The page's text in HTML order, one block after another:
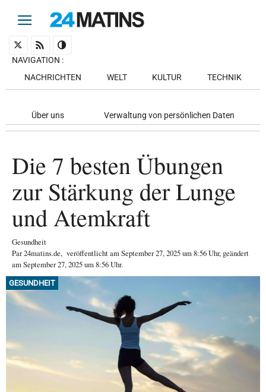
NAVIGATION :
NACHRICHTEN
WELT KULTUR TECHNIK
Über uns Verwaltung von persönlichen Daten
Die 7 besten Übungen
zur Stärkung der Lunge
und Atemkraft
Gesundheit
Par24matins.de, veröffentlicht amSeptember 27, 2025um 8:56 Uhr, geändert
am September 27, 2025 um 8:56 Uhr.
GESUNDHEIT